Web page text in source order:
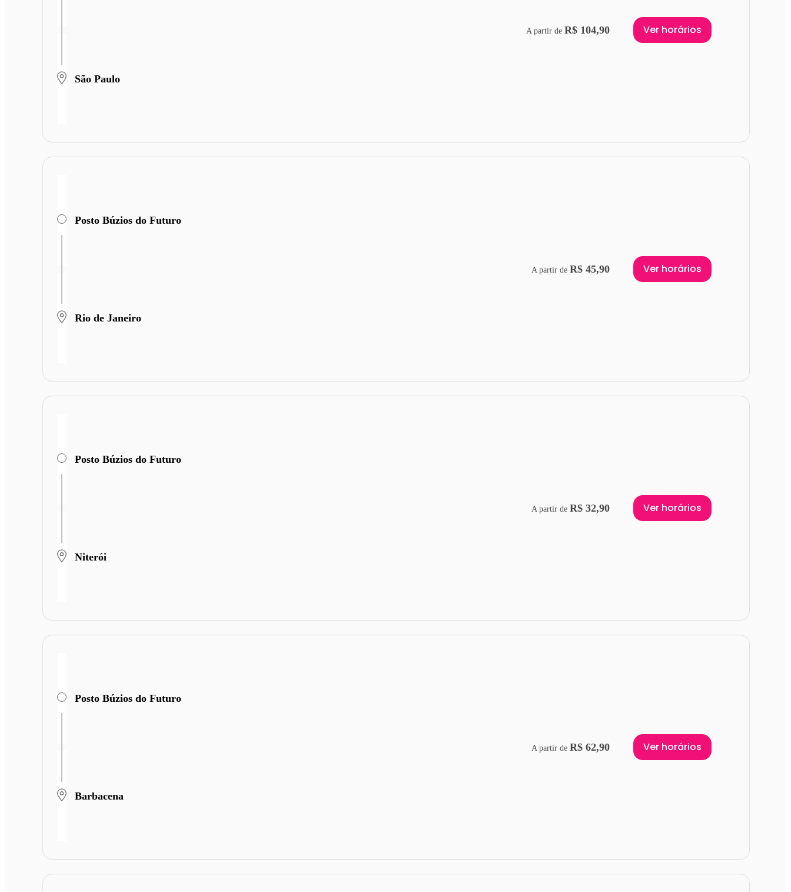
São Paulo
A partir de R$ 104,90 Ver horários
Posto Búzios do Futuro
Rio de Janeiro
A partir de R$ 45,90 Ver horários
Posto Búzios do Futuro
Niterói
A partir de R$ 32,90 Ver horários
Posto Búzios do Futuro
Barbacena
A partir de R$ 62,90 Ver horários